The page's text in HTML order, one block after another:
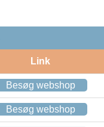
Link
Besøg webshop
Besøg webshop